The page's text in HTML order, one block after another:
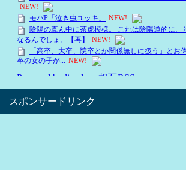
スポンサードリンク